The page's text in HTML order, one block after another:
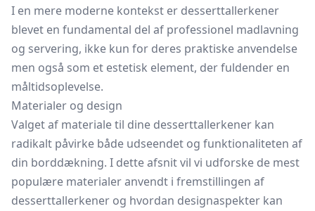
I en mere moderne kontekst er desserttallerkener
blevet en fundamental del af professionel madlavning
og servering, ikke kun for deres praktiske anvendelse
men også som et estetisk element, der fuldender en
måltidsoplevelse.
Materialer og design
Valget af materiale til dine desserttallerkener kan
radikalt påvirke både udseendet og funktionaliteten af
din borddækning. I dette afsnit vil vi udforske de mest
populære materialer anvendt i fremstillingen af
desserttallerkener og hvordan designaspekter kan